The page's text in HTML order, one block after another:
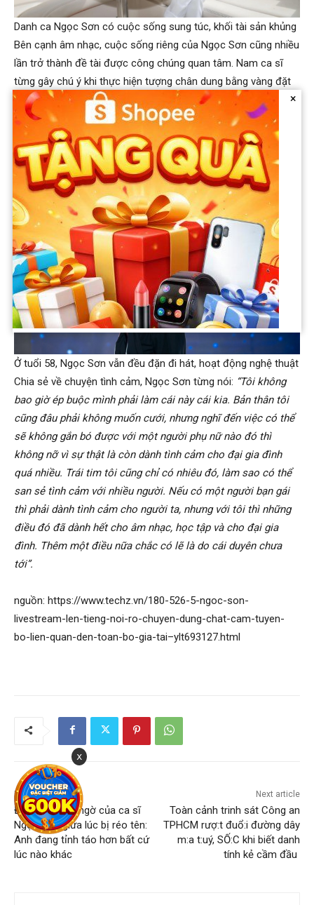
Danh ca Ngọc Sơn có cuộc sống sung túc, khối tài sản khủng
Bên cạnh âm nhạc, cuộc sống riêng của Ngọc Sơn cũng nhiều
lần trở thành đề tài được công chúng quan tâm. Nam ca sĩ
từng gây chú ý khi thực hiện tượng chân dung bằng vàng đặt
trước biệt thự riêng tại TP.HCM. Sau hơn ba thập kỷ hoạt động
nghệ thuật, danh ca Ngọc Sơn vẫn duy trì lịch biểu diễn đều
đặn dù chưa lập gia đình.
Ở tuổi 58, Ngọc Sơn vẫn đều đặn đi hát, hoạt động nghệ thuật
Chia sẻ về chuyện tình cảm, Ngọc Sơn từng nói: “Tôi không
bao giờ ép buộc mình phải làm cái này cái kia. Bản thân tôi
cũng đâu phải không muốn cưới, nhưng nghĩ đến việc có thể
sẽ không gắn bó được với một người phụ nữ nào đó thì
không nỡ vì sự thật là còn dành tình cảm cho đại gia đình
quá nhiều. Trái tim tôi cũng chỉ có nhiêu đó, làm sao có thể
san sẻ tình cảm với nhiều người. Nếu có một người bạn gái
thì phải dành tình cảm cho người ta, nhưng với tôi thì những
điều đó đã dành hết cho âm nhạc, học tập và cho đại gia
đình. Thêm một điều nữa chắc có lẽ là do cái duyên chưa
tới”.
nguồn: https://www.techz.vn/180-526-5-ngoc-son-
livestream-len-tieng-noi-ro-chuyen-dung-chat-cam-tuyen-
bo-lien-quan-den-toan-bo-gia-tai–ylt693127.html
Previous article
Động thái bất ngờ của ca sĩ
Ngọc Sơn giữa lúc bị réo tên:
Anh đang tỉnh táo hơn bất cứ
lúc nào khác
Next article
Toàn cảnh trinh sát Công an
TPHCM rượ:t đuổ:i đường dây
m:a t:uý, SỐ:C khi biết danh
tính kẻ cầm đầu
x
×